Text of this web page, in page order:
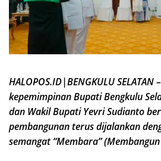
HALOPOS.ID|BENGKULU
kepemimpinan Bupati Bengkulu
dan Wakil Bupati Yevri Sudianto
pembangunan terus dijalankan
semangat “Membara”